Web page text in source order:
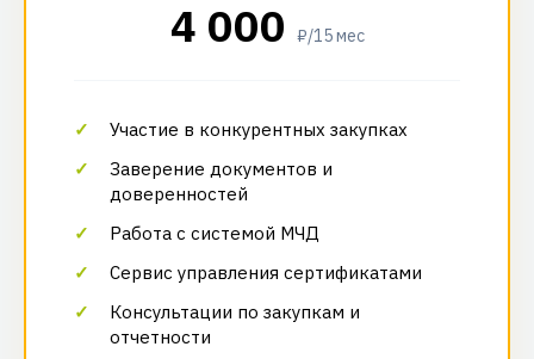
4 000 ₽/15 мес
Участие в конкурентных закупках
Заверение документов и
доверенностей
Работа с системой МЧД
Сервис управления сертификатами
Консультации по закупкам и
отчетности